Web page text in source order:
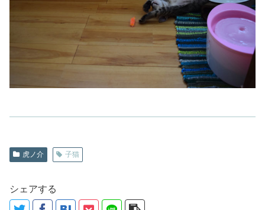
虎ノ介 子猫
シェアする